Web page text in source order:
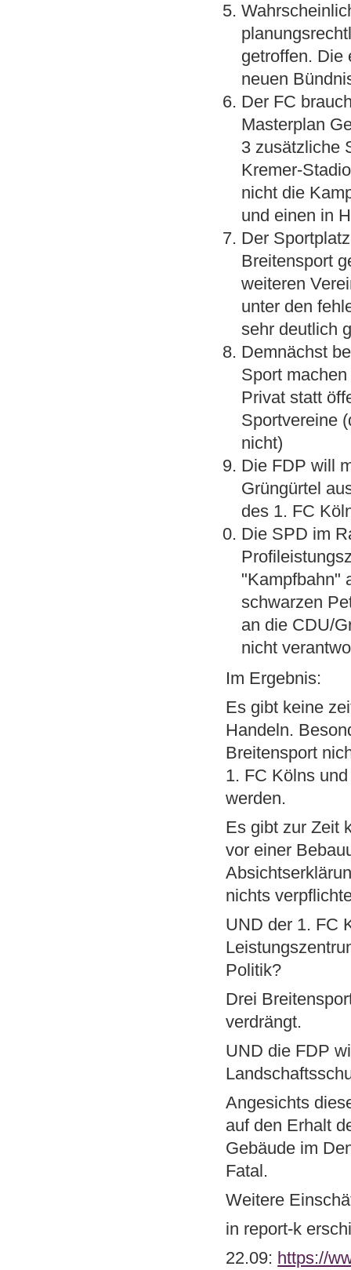
getroffen. Die
neuen
Der FC
Masterplan
3 zusätzliche
Kremer-
nicht die
und einen in
Der
Breitensport
weiteren
unter den
sehr deutlich
Demnächst
Sport
Privat statt
Sportvereine
nicht)
Die FDP will
Grüngürtel
des 1. FC
Die SPD im
"Kampfbahn"
schwarzen
an die CDU/
nicht
Im Ergebnis:
Es gibt keine
Handeln.
Breitensport
1. FC Kölns
werden.
Es gibt zur Zeit
vor einer
nichts
UND der 1. FC
Politik?
Drei
verdrängt.
UND die FDP
Angesichts
auf den Erhalt
Gebäude im
Fatal.
Weitere
in report-k
22.09: https://